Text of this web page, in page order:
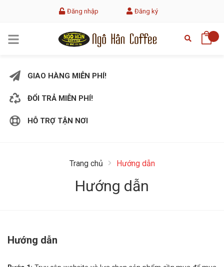
Đăng nhập Đăng ký
GIAO HÀNG MIỄN PHÍ!
ĐỔI TRẢ MIỄN PHÍ!
HỖ TRỢ TẬN NƠI
Trang chủ Hướng dẫn
Hướng dẫn
Hướng dẫn